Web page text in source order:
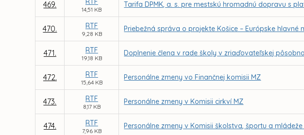
469.
14,51 KB
Tarifa DPMK, a. s. pre mestskú hromadnú dopravu s
470. RTF
9,28 KB
Priebežná správa o projekte Košice – Európske hlavné
471. RTF
19,18 KB
Doplnenie člena v rade školy v zriaďovateľskej
472. RTF
15,64 KB
Personálne zmeny vo Finančnej komisii MZ
473. RTF
8,17 KB
Personálne zmeny v Komisii cirkví MZ
474. RTF
7,96 KB
Personálne zmeny v Komisii školstva, športu a mládeže